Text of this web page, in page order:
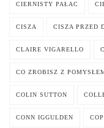
CIERNISTY PAŁAC
CISZA CISZA PRZED
CLAIRE VIGARELLO
CO ZROBISZ Z
COLIN SUTTON
CONN IGGULDEN